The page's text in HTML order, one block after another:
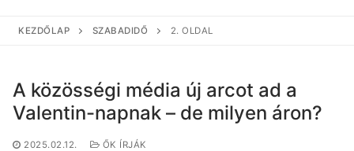
KEZDŐLAP SZABADIDŐ 2. OLDAL
A közösségi média új arcot ad a
Valentin-napnak – de milyen áron?
2025.02.12. ŐK ÍRJÁK